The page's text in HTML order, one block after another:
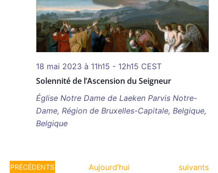
Solennité de l’Ascension du Seigneur
18 mai 2023 à 11h15 - 12h15 CEST
Église Notre Dame de Laeken Parvis Notre-
Dame, Région de Bruxelles-Capitale, Belgique,
Belgique
ÉVÈNEMENTS
PRÉCÉDENTS Aujourd’hui suivants